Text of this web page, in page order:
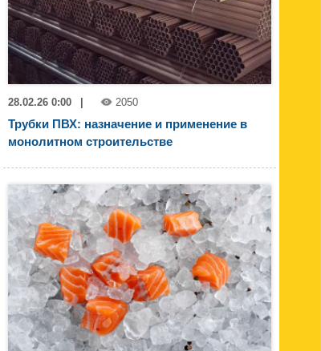
28.02.26 0:00 | 2050
Трубки ПВХ: назначение и применение в
монолитном строительстве